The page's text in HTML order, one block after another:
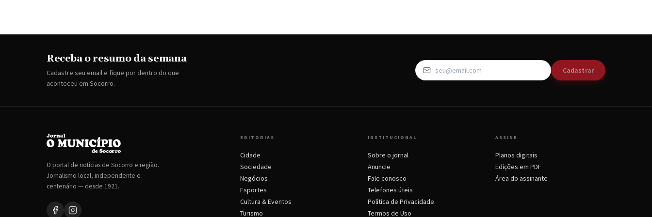
Receba o resumo da semana
Cadastre seu email e fique por dentro do que
aconteceu em Socorro.
Cadastrar
O portal de notícias de Socorro e região.
Jornalismo local, independente e
centenário — desde 1921.
EDITORIAS
Cidade
Sociedade
Negócios
Esportes
Cultura & Eventos
Turismo
INSTITUCIONAL
Sobre o jornal
Anuncie
Fale conosco
Telefones úteis
Política de Privacidade
Termos de Uso
ASSINE
Planos digitais
Edições em PDF
Área do assinante